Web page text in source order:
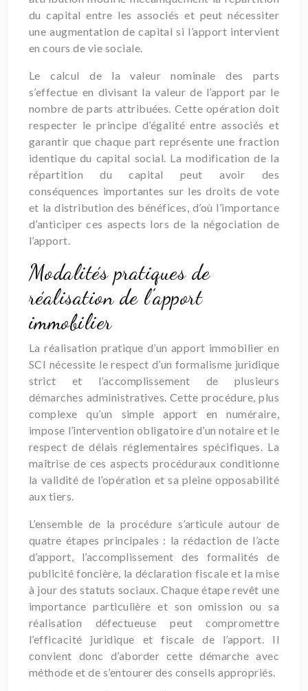
du capital entre les associés et peut nécessiter
une augmentation de capital si l’apport intervient
en cours de vie sociale.
Le calcul de la valeur nominale des parts
s’effectue en divisant la valeur de l’apport par le
nombre de parts attribuées. Cette opération doit
respecter le principe d’égalité entre associés et
garantir que chaque part représente une fraction
identique du capital social. La modification de la
répartition du capital peut avoir des
conséquences importantes sur les droits de vote
et la distribution des bénéfices, d’où l’importance
d’anticiper ces aspects lors de la négociation de
l’apport.
Modalités pratiques de
réalisation de l’apport
immobilier
La réalisation pratique d’un apport immobilier en
SCI nécessite le respect d’un formalisme juridique
strict et l’accomplissement de plusieurs
démarches administratives. Cette procédure, plus
complexe qu’un simple apport en numéraire,
impose l’intervention obligatoire d’un notaire et le
respect de délais réglementaires spécifiques. La
maîtrise de ces aspects procéduraux conditionne
la validité de l’opération et sa pleine opposabilité
aux tiers.
L’ensemble de la procédure s’articule autour de
quatre étapes principales : la rédaction de l’acte
d’apport, l’accomplissement des formalités de
publicité foncière, la déclaration fiscale et la mise
à jour des statuts sociaux. Chaque étape revêt une
importance particulière et son omission ou sa
réalisation défectueuse peut compromettre
l’efficacité juridique et fiscale de l’apport. Il
convient donc d’aborder cette démarche avec
méthode et de s’entourer des conseils appropriés.